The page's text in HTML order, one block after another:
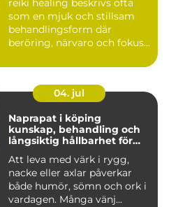
reiki healing beskrivs ofta
som en mjuk och stillsam
behandlingsform där
beröring, närvaro och fokus...
04. jul
Naprapat i köping
kunskap, behandling och
långsiktig hållbarhet för
Att leva med värk i rygg,
nacke eller axlar påverkar
både humör, sömn och ork i
vardagen. Många vänj...